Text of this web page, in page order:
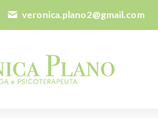
veronica.plano2@gmail.com